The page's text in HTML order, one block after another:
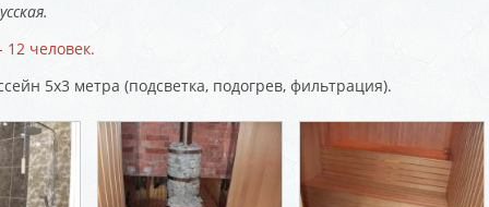
12 человек.
5х3 метра (подсветка, подогрев, фильтрация).